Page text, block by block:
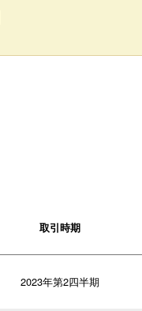
取引時期
2023年第2四半期